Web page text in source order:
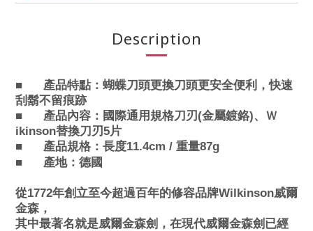
Description
■ 產品特點： 蝴蝶刀頭更換刀頭更安全便利，快速
刮鬍不留痕跡
■
產品內容：國際通用規格刀刃(金屬鍍鉻)、Ｗ
ikinson替換刀刃5片
■
產品規格： 長度11.4cm / 重量87g
■
產地： 德國
從1772年創立至今超過百年的修容品牌Wilkinson威爾
金森，
其中最著名就是威爾金森劍，在現代威爾金森劍已經